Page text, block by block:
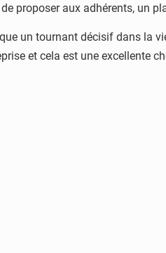
proposer aux adhérents, un
un tournant décisif dans la
et cela est une excellente